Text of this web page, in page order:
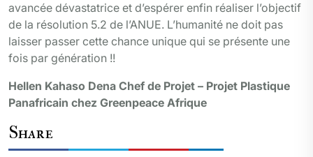
avancée dévastatrice et d’espérer enfin réaliser l’objectif
de la résolution 5.2 de l’ANUE. L’humanité ne doit pas
laisser passer cette chance unique qui se présente une
fois par génération !!
Hellen Kahaso Dena Chef de Projet – Projet Plastique
Panafricain chez Greenpeace Afrique
Share